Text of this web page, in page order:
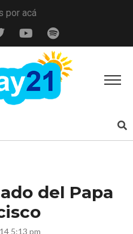
por acá
del Papa
5:13 pm